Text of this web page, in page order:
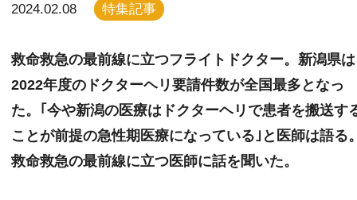
2024.02.08 特集記事
救命救急の最前線に立つフライトドクター。新潟県は
2022年度のドクターヘリ要請件数が全国最多となっ
た。｢今や新潟の医療はドクターヘリで患者を搬送す
ことが前提の急性期医療になっている｣と医師は語る
救命救急の最前線に立つ医師に話を聞いた。